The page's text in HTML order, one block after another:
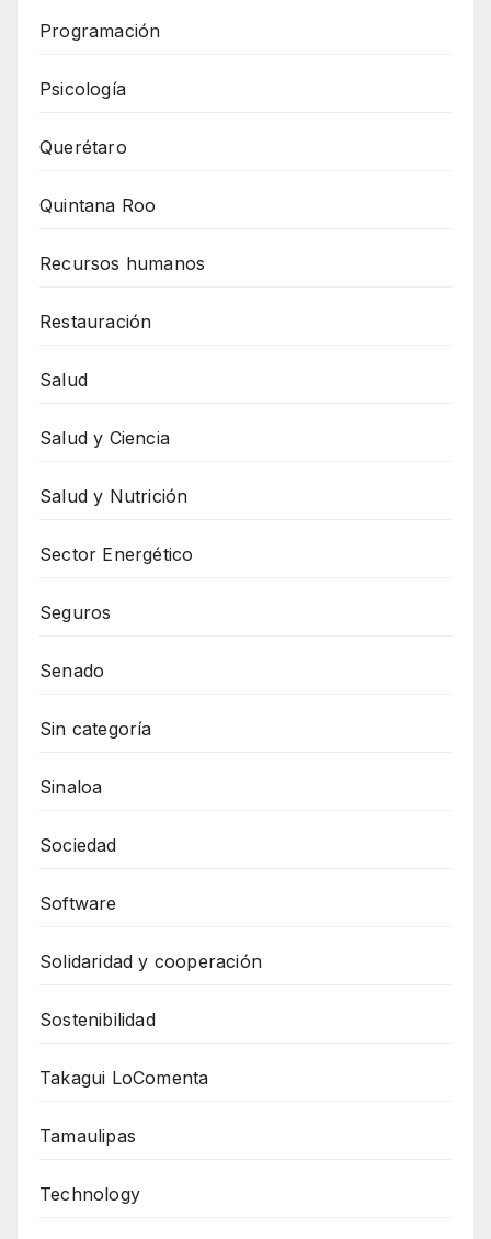
Programación
Psicología
Querétaro
Quintana Roo
Recursos humanos
Restauración
Salud
Salud y Ciencia
Salud y Nutrición
Sector Energético
Seguros
Senado
Sin categoría
Sinaloa
Sociedad
Software
Solidaridad y cooperación
Sostenibilidad
Takagui LoComenta
Tamaulipas
Technology